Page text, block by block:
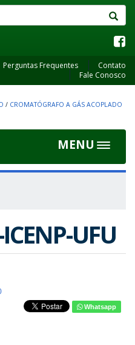
Perguntas Frequentes
Contato
Fale Conosco
/ CROMATÓGRAFO A GÁS ACOPLADO
MENU
Toggle
UFU
Whatsapp